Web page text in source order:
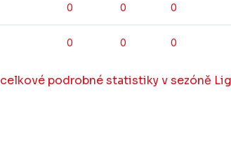
0 0 0
0 0 0
celkové podrobné statistiky v sezóně